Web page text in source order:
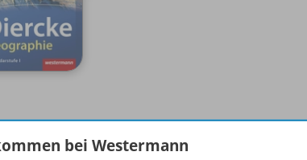
bei Westermann